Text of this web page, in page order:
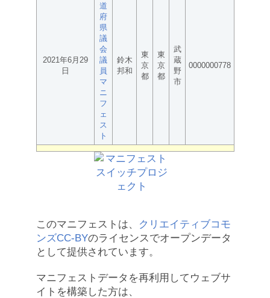
2021年6月29
日
道
府
県
議
会
議
員
マ
ニ
フ
ェ
ス
ト
鈴木
邦和
東
京
都
東
京
都
武
蔵
野
市
0000000778
このマニフェストは、
クリエイティブコモ
ンズCC-BYのライセンスでオープンデータ
として提供されています。
マニフェストデータを再利用してウェブサ
イトを構築した方は、